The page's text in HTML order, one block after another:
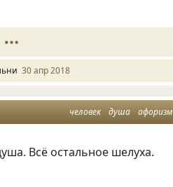
30 апр 2018
человек душа афоризм
Всё остальное шелуха.